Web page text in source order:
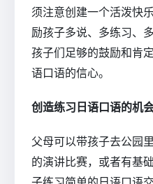
须注意创建一个活泼快
励孩子多说、多练习、
孩子们足够的鼓励和肯
语口语的信心。
创造练习日语口语的机
父母可以带孩子去公园
的演讲比赛，或者有基